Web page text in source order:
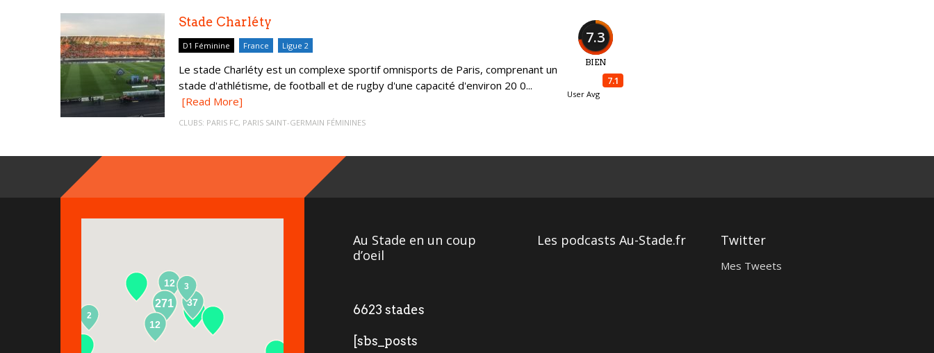
7.3
BIEN
7.1
User Avg
Stade Charléty
D1 Féminine France Ligue 2
Le stade Charléty est un complexe sportif omnisports de Paris, comprenant un
stade d'athlétisme, de football et de rugby d'une capacité d'environ 20 0...
[Read More]
CLUBS: PARIS FC, PARIS SAINT-GERMAIN FÉMININES
12
271 37
2
12
3
Au Stade en un coup
d’oeil
6623 stades
[sbs_posts
Les podcasts Au-Stade.fr Twitter
Mes Tweets